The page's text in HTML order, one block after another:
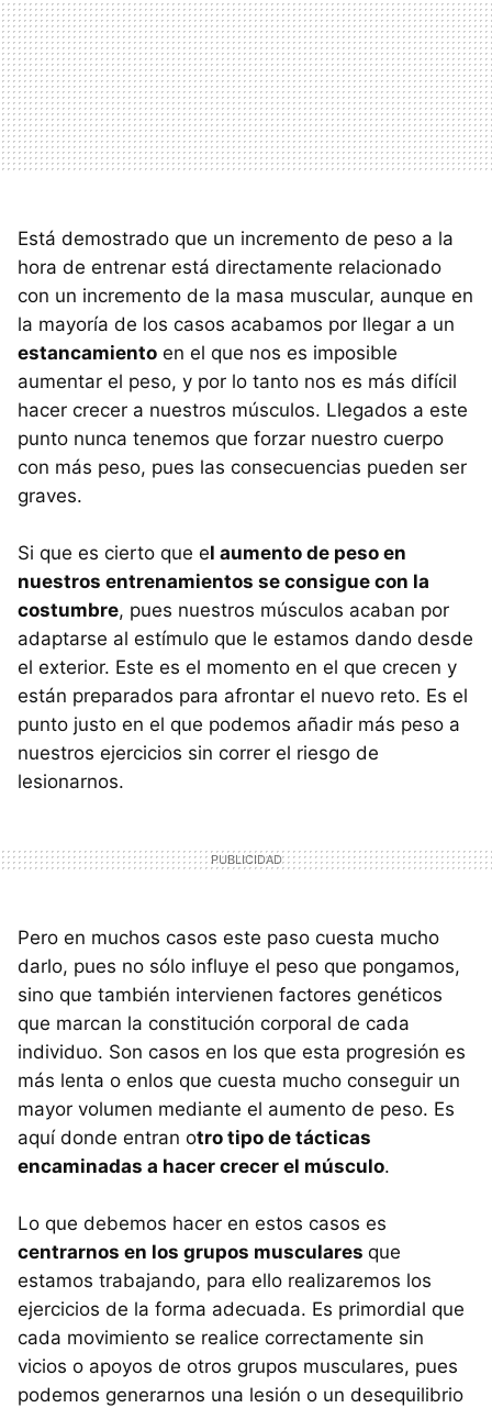
Está demostrado que un incremento de peso a la
hora de entrenar está directamente relacionado
con un incremento de la masa muscular, aunque en
la mayoría de los casos acabamos por llegar a un
estancamiento en el que nos es imposible
aumentar el peso, y por lo tanto nos es más difícil
hacer crecer a nuestros músculos. Llegados a este
punto nunca tenemos que forzar nuestro cuerpo
con más peso, pues las consecuencias pueden ser
graves.
Si que es cierto que el aumento de peso en
nuestros entrenamientos se consigue con la
costumbre, pues nuestros músculos acaban por
adaptarse al estímulo que le estamos dando desde
el exterior. Este es el momento en el que crecen y
están preparados para afrontar el nuevo reto. Es el
punto justo en el que podemos añadir más peso a
nuestros ejercicios sin correr el riesgo de
lesionarnos.
Pero en muchos casos este paso cuesta mucho
darlo, pues no sólo influye el peso que pongamos,
sino que también intervienen factores genéticos
que marcan la constitución corporal de cada
individuo. Son casos en los que esta progresión es
más lenta o enlos que cuesta mucho conseguir un
mayor volumen mediante el aumento de peso. Es
aquí donde entran otro tipo de tácticas
encaminadas a hacer crecer el músculo.
Lo que debemos hacer en estos casos es
centrarnos en los grupos musculares que
estamos trabajando, para ello realizaremos los
ejercicios de la forma adecuada. Es primordial que
cada movimiento se realice correctamente sin
vicios o apoyos de otros grupos musculares, pues
podemos generarnos una lesión o un desequilibrio